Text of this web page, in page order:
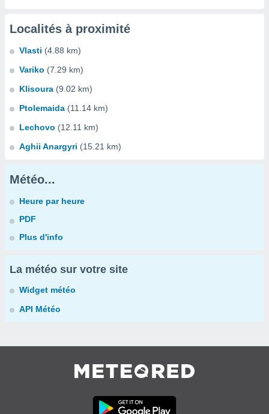
Localités à proximité
Vlasti (4.88 km)
Variko (7.29 km)
Klisoura (9.02 km)
Ptolemaida (11.14 km)
Lechovo (12.11 km)
Aghii Anargyri (15.21 km)
Météo...
Heure par heure
PDF
Plus d'info
La météo sur votre site
Widget météo
API Météo